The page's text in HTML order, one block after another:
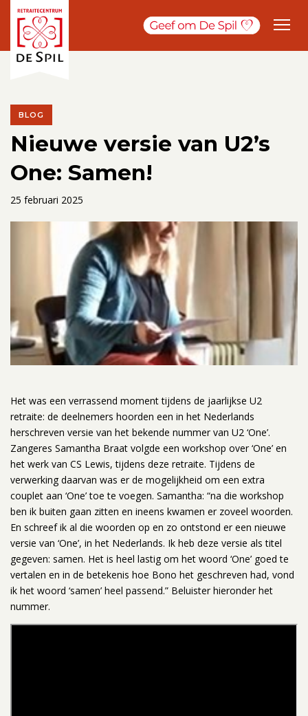
BLOG
Nieuwe versie van U2’s
One: Samen!
25 februari 2025
Het was een verrassend moment tijdens de jaarlijkse U2
retraite: de deelnemers hoorden een in het Nederlands
herschreven versie van het bekende nummer van U2 ‘One’.
Zangeres Samantha Braat volgde een workshop over ‘One’ en
het werk van CS Lewis, tijdens deze retraite. Tijdens de
verwerking daarvan was er de mogelijkheid om een extra
couplet aan ‘One’ toe te voegen. Samantha: “na die workshop
ben ik buiten gaan zitten en ineens kwamen er zoveel woorden.
En schreef ik al die woorden op en zo ontstond er een nieuwe
versie van ‘One’, in het Nederlands. Ik heb deze versie als titel
gegeven: samen. Het is heel lastig om het woord ‘One’ goed te
vertalen en in de betekenis hoe Bono het geschreven had, vond
ik het woord ‘samen’ heel passend.” Beluister hieronder het
nummer.